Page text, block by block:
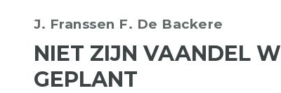
J. Franssen F. De Backere
NIET ZIJN VAANDEL
GEPLANT